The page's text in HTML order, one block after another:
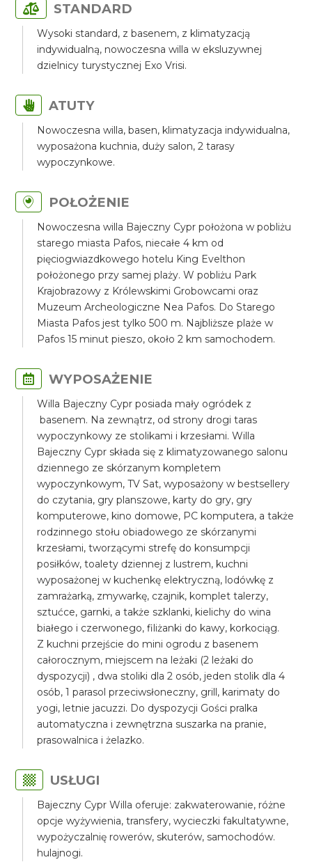
STANDARD
Wysoki standard, z basenem, z klimatyzacją
indywidualną, nowoczesna willa w eksluzywnej
dzielnicy turystycznej Exo Vrisi.
ATUTY
Nowoczesna willa, basen, klimatyzacja indywidualna,
wyposażona kuchnia, duży salon, 2 tarasy
wypoczynkowe.
POŁOŻENIE
Nowoczesna willa Bajeczny Cypr położona w pobliżu
starego miasta Pafos, niecałe 4 km od
pięciogwiazdkowego hotelu King Evelthon
położonego przy samej plaży. W pobliżu Park
Krajobrazowy z Królewskimi Grobowcami oraz
Muzeum Archeologiczne Nea Pafos. Do Starego
Miasta Pafos jest tylko 500 m. Najbliższe plaże w
Pafos 15 minut pieszo, około 2 km samochodem.
WYPOSAŻENIE
Willa Bajeczny Cypr posiada mały ogródek z
basenem. Na zewnątrz, od strony drogi taras
wypoczynkowy ze stolikami i krzesłami. Willa
Bajeczny Cypr składa się z klimatyzowanego salonu
dziennego ze skórzanym kompletem
wypoczynkowym, TV Sat, wyposażony w bestsellery
do czytania, gry planszowe, karty do gry, gry
komputerowe, kino domowe, PC komputera, a także
rodzinnego stołu obiadowego ze skórzanymi
krzesłami, tworzącymi strefę do konsumpcji
posiłków, toalety dziennej z lustrem, kuchni
wyposażonej w kuchenkę elektryczną, lodówkę z
zamrażarką, zmywarkę, czajnik, komplet talerzy,
sztućce, garnki, a także szklanki, kielichy do wina
białego i czerwonego, filiżanki do kawy, korkociąg.
Z kuchni przejście do mini ogrodu z basenem
całorocznym, miejscem na leżaki (2 leżaki do
dyspozycji) , dwa stoliki dla 2 osób, jeden stolik dla 4
osób, 1 parasol przeciwsłoneczny, grill, karimaty do
yogi, letnie jacuzzi. Do dyspozycji Gości pralka
automatyczna i zewnętrzna suszarka na pranie,
prasowalnica i żelazko.
USŁUGI
Bajeczny Cypr Willa oferuje: zakwaterowanie, różne
opcje wyżywienia, transfery, wycieczki fakultatywne,
wypożyczalnię rowerów, skuterów, samochodów.
hulajnogi.